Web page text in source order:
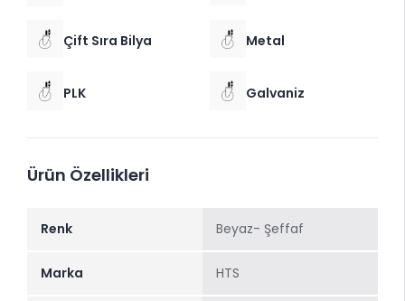
Çift Sıra Bilya Metal
PLK Galvaniz
Ürün Özellikleri
Renk Beyaz- Şeffaf
Marka HTS